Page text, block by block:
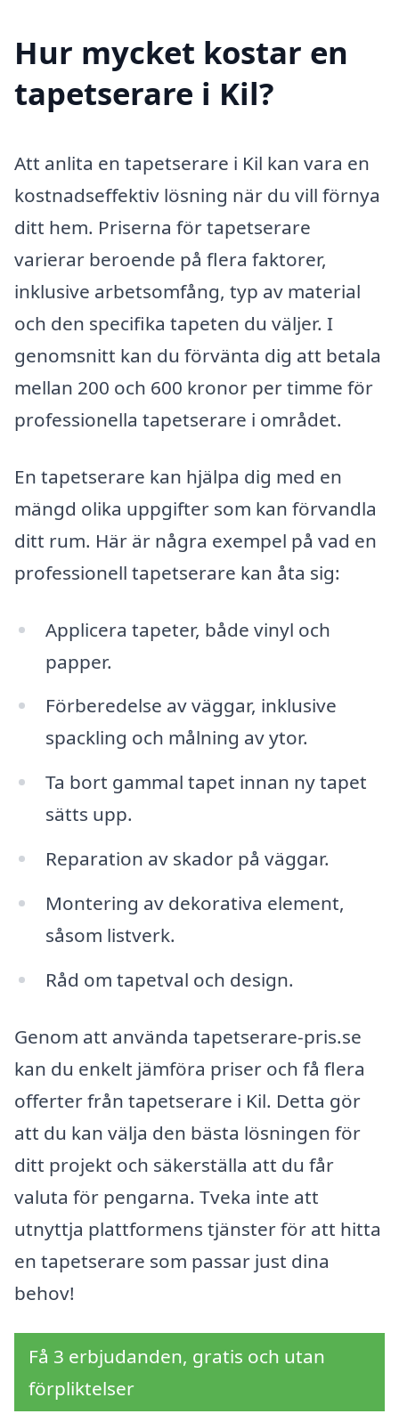
Hur mycket kostar en
tapetserare i Kil?
Att anlita en tapetserare i Kil kan vara en
kostnadseffektiv lösning när du vill förnya
ditt hem. Priserna för tapetserare
varierar beroende på flera faktorer,
inklusive arbetsomfång, typ av material
och den specifika tapeten du väljer. I
genomsnitt kan du förvänta dig att betala
mellan 200 och 600 kronor per timme för
professionella tapetserare i området.
En tapetserare kan hjälpa dig med en
mängd olika uppgifter som kan förvandla
ditt rum. Här är några exempel på vad en
professionell tapetserare kan åta sig:
Applicera tapeter, både vinyl och
papper.
Förberedelse av väggar, inklusive
spackling och målning av ytor.
Ta bort gammal tapet innan ny tapet
sätts upp.
Reparation av skador på väggar.
Montering av dekorativa element,
såsom listverk.
Råd om tapetval och design.
Genom att använda tapetserare-pris.se
kan du enkelt jämföra priser och få flera
offerter från tapetserare i Kil. Detta gör
att du kan välja den bästa lösningen för
ditt projekt och säkerställa att du får
valuta för pengarna. Tveka inte att
utnyttja plattformens tjänster för att hitta
en tapetserare som passar just dina
behov!
Få 3 erbjudanden, gratis och utan
förpliktelser